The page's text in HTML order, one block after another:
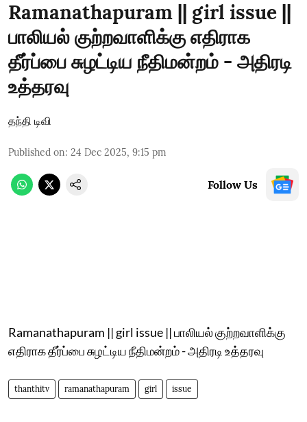
Ramanathapuram || girl issue ||
பாலியல் குற்றவாளிக்கு எதிராக
தீர்ப்பை சுழட்டிய நீதிமன்றம் - அதிரடி
உத்தரவு
தந்தி டிவி
Published on: 24 Dec 2025, 9:15 pm
Follow Us
Ramanathapuram || girl issue || பாலியல் குற்றவாளிக்கு
எதிராக தீர்ப்பை சுழட்டிய நீதிமன்றம் - அதிரடி உத்தரவு
thanthitv ramanathapuram girl issue